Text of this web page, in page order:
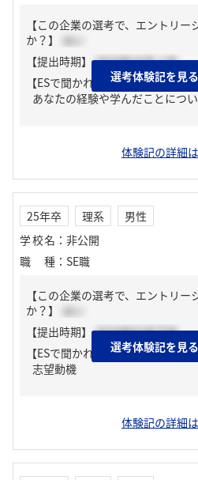
【この企業の選考で、エントリ
か？】
はい
【提出時期】 2024年10月上旬
【ESで聞かれた質問】
あなたの経験や学んだことにつ
体験記の詳細
選考体験記を見る
25年卒 理系
男性
学校名 ： 非公開
職種 ： SE職
【この企業の選考で、エントリ
か？】
はい
【提出時期】 2024年02月下旬
【ESで聞かれた質問】
志望動機
体験記の詳細
選考体験記を見る